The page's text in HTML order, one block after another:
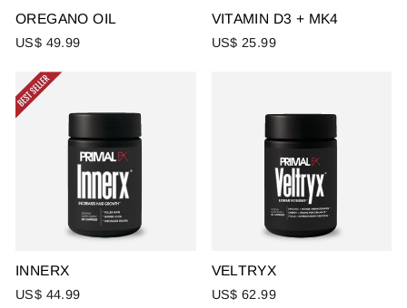
OREGANO OIL
US$ 49.99
VITAMIN D3 + MK4
US$ 25.99
INNERX
US$ 44.99
VELTRYX
US$ 62.99